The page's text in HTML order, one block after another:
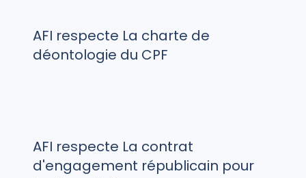
AFI respecte La charte de
déontologie du CPF
AFI respecte La contrat
d'engagement républicain pour